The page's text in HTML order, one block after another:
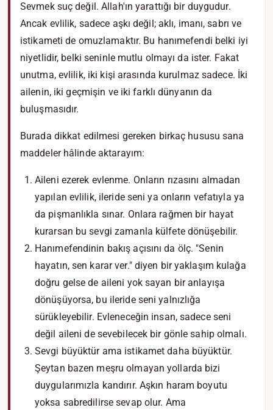
Sevmek suç değil. Allah'ın yarattığı bir duygudur.
Ancak evlilik, sadece aşkı değil; aklı, imanı, sabrı ve
istikameti de omuzlamaktır. Bu hanımefendi belki iyi
niyetlidir, belki seninle mutlu olmayı da ister. Fakat
unutma, evlilik, iki kişi arasında kurulmaz sadece. İki
ailenin, iki geçmişin ve iki farklı dünyanın da
buluşmasıdır.
Burada dikkat edilmesi gereken birkaç hususu sana
maddeler hâlinde aktarayım:
Aileni ezerek evlenme. Onların rızasını almadan
yapılan evlilik, ileride seni ya onların vefatıyla ya
da pişmanlıkla sınar. Onlara rağmen bir hayat
kurarsan bu sevgi zamanla külfete dönüşebilir.
Hanımefendinin bakış açısını da ölç. "Senin
hayatın, sen karar ver." diyen bir yaklaşım kulağa
doğru gelse de aileni yok sayan bir anlayışa
dönüşüyorsa, bu ileride seni yalnızlığa
sürükleyebilir. Evleneceğin insan, sadece seni
değil aileni de sevebilecek bir gönle sahip olmalı.
Sevgi büyüktür ama istikamet daha büyüktür.
Şeytan bazen meşru olmayan yollarda bizi
duygularımızla kandırır. Aşkın haram boyutu
yoksa sabredilirse sevap olur. Ama